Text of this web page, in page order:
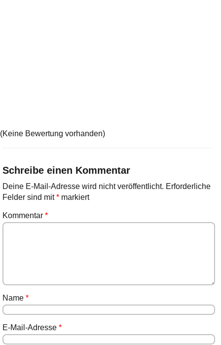
(Keine Bewertung vorhanden)
Schreibe einen Kommentar
Deine E-Mail-Adresse wird nicht veröffentlicht. Erforderliche
Felder sind mit*markiert
Kommentar *
Name *
E-Mail-Adresse *